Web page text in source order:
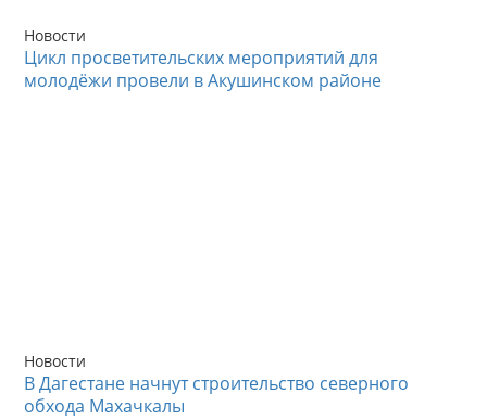
Новости
Цикл просветительских мероприятий для
молодёжи провели в Акушинском районе
Новости
В Дагестане начнут строительство северного
обхода Махачкалы